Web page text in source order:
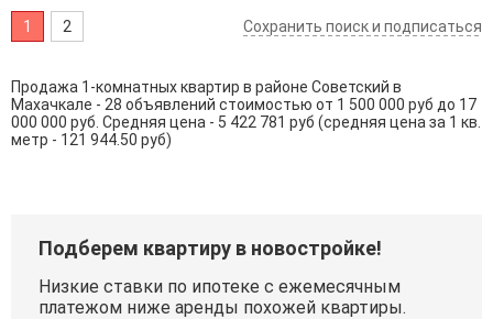
1 2 Сохранить поиск и подписаться
Продажа 1-комнатных квартир в районе Советский в
Махачкале - 28 объявлений стоимостью от 1 500 000 руб до 17
000 000 руб. Средняя цена - 5 422 781 руб (средняя цена за 1 кв.
метр - 121 944.50 руб)
Подберем квартиру в новостройке!
Низкие ставки по ипотеке с ежемесячным
платежом ниже аренды похожей квартиры.